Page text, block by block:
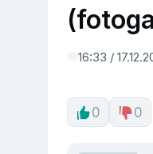
16:33 /
0 0